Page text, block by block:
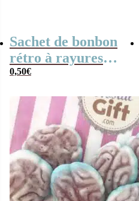
Sachet de bonbon
rétro à rayures
noires et blanches
0,50€